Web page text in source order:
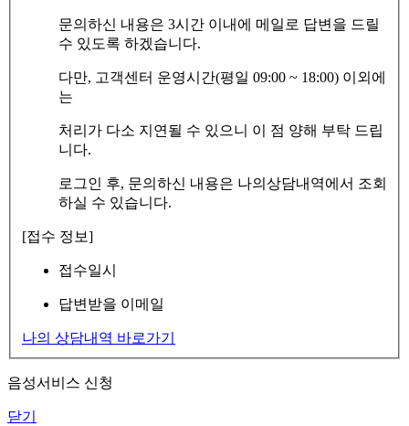
문의하신 내용은 3시간 이내에 메일로 답변을 드릴
수 있도록 하겠습니다.
다만, 고객센터 운영시간(평일 09:00 ~ 18:00) 이외에
는
처리가 다소 지연될 수 있으니 이 점 양해 부탁 드립
니다.
로그인 후, 문의하신 내용은 나의상담내역에서 조회
하실 수 있습니다.
[접수 정보]
접수일시
답변받을 이메일
나의 상담내역 바로가기
음성서비스 신청
닫기